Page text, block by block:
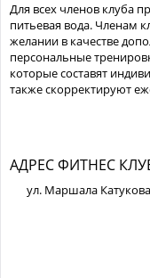
Для всех членов клуба
питьевая вода. Членам
желании в качестве
персональные
которые составят
также скорректируют
АДРЕС ФИТНЕС
ул. Маршала